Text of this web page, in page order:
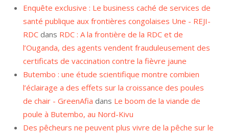
Enquête exclusive : Le business caché de services de
santé publique aux frontières congolaises Une - REJI-
RDC dans RDC : A la frontière de la RDC et de
l’Ouganda, des agents vendent frauduleusement des
certificats de vaccination contre la fièvre jaune
Butembo : une étude scientifique montre combien
l’éclairage a des effets sur la croissance des poules
de chair - GreenAfia dans Le boom de la viande de
poule à Butembo, au Nord-Kivu
Des pêcheurs ne peuvent plus vivre de la pêche sur le